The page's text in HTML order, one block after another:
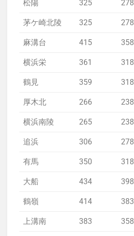
松陽 325 278
茅ケ崎北陵 325 278
麻溝台 415 358
横浜栄 361 318
鶴見 359 318
厚木北 266 238
横浜南陵 265 238
追浜 306 278
有馬 350 318
大船 434 398
鶴嶺 414 383
上溝南 383 358